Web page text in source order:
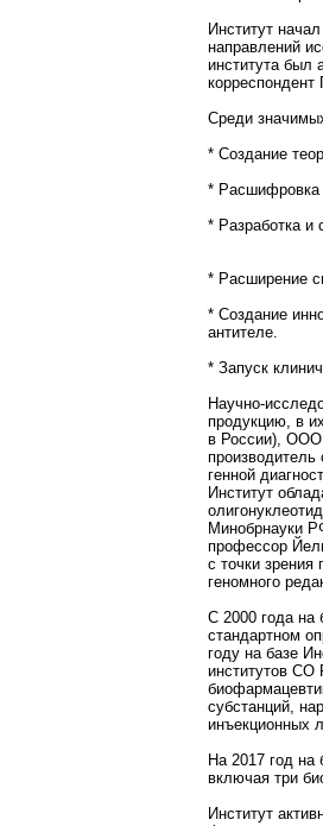
Институт
направлений
института был
Среди
* Создание
* Расшифровка
* Разработка и
* Расширение
* Создание
антителе.
* Запуск
Научно-
продукцию, в
в России), ООО
генной
Институт
Минобрнауки
профессор
с точки зрения
геномного
С 2000 года на
стандартном
году на базе
институтов
субстанций,
инъекционных
На 2017 год на
включая три
Институт